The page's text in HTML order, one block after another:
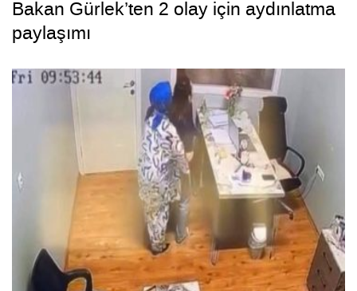
Bakan Gürlek’ten 2 olay için aydınlatma
paylaşımı